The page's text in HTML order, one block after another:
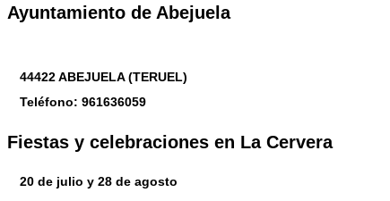
Ayuntamiento de Abejuela
44422 ABEJUELA (TERUEL)
Teléfono: 961636059
Fiestas y celebraciones en La Cervera
20 de julio y 28 de agosto